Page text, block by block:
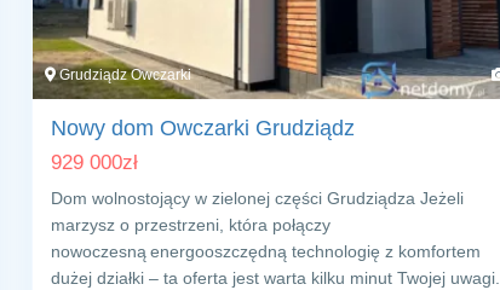
Grudziądz Owczarki
Nowy dom Owczarki Grudziądz
929 000zł
Dom wolnostojący w zielonej części Grudziądza Jeżeli
marzysz o przestrzeni, która połączy
nowoczesną energooszczędną technologię z komfortem
dużej działki – ta oferta jest warta kilku minut Twojej uwagi.